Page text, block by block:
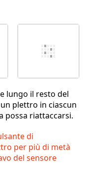
lungo il resto del
plettro in ciascun
possa riattaccarsi.
di
per più di metà
del sensore